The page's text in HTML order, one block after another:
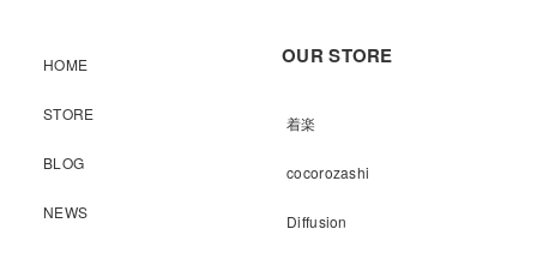
HOME
STORE
BLOG
NEWS
OUR STORE
着楽
cocorozashi
Diffusion